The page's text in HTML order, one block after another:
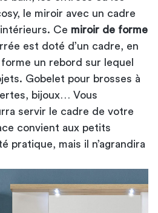
le miroir avec un cadre
Ce miroir de forme
est doté d’un cadre, en
un rebord sur lequel
Gobelet pour brosses à
bijoux… Vous
servir le cadre de votre
convient aux petits
pratique, mais il n’agrandira